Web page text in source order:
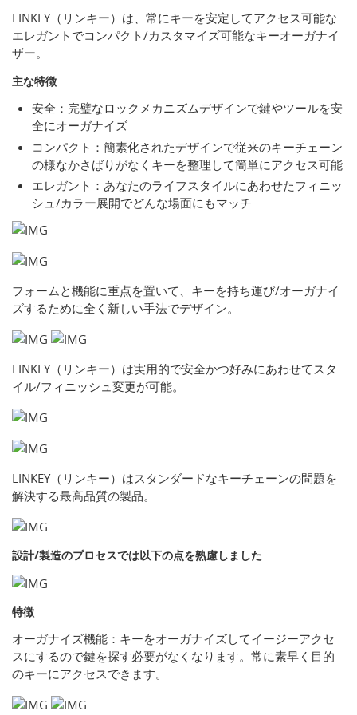
LINKEY（リンキー）は、常にキーを安定してアクセス可能な
エレガントでコンパクト/カスタマイズ可能なキーオーガナイ
ザー。
主な特徴
安全：完璧なロックメカニズムデザインで鍵やツールを安
全にオーガナイズ
コンパクト：簡素化されたデザインで従来のキーチェーン
の様なかさばりがなくキーを整理して簡単にアクセス可能
エレガント：あなたのライフスタイルにあわせたフィニッ
シュ/カラー展開でどんな場面にもマッチ
フォームと機能に重点を置いて、キーを持ち運び/オーガナイ
ズするために全く新しい手法でデザイン。
LINKEY（リンキー）は実用的で安全かつ好みにあわせてスタ
イル/フィニッシュ変更が可能。
LINKEY（リンキー）はスタンダードなキーチェーンの問題を
解決する最高品質の製品。
設計/製造のプロセスでは以下の点を熟慮しました
特徴
オーガナイズ機能：キーをオーガナイズしてイージーアクセ
スにするので鍵を探す必要がなくなります。常に素早く目的
のキーにアクセスできます。